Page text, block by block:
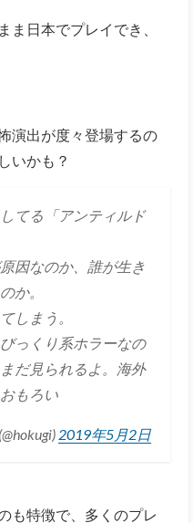
ま日本でプレイでき、
演出が度々登場するの
いかも？
てる「アンティルド
因なのか、誰が生き
か。
しまう。
っくり系ホラーなの
だ見られるよ。海外
もろい
2019年5月2日
も特徴で、多くのプレ